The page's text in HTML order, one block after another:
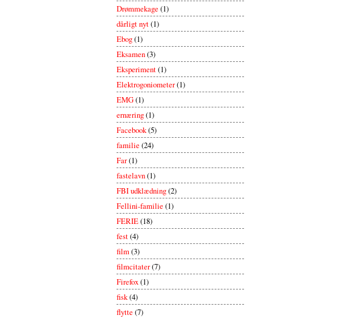
Drømmekage(1)
dårligt nyt(1)
Ebog(1)
Eksamen(3)
Eksperiment(1)
Elektrogoniometer(1)
EMG(1)
ernæring(1)
Facebook(5)
familie(24)
Far(1)
fastelavn(1)
FBI udklædning(2)
Fellini-familie(1)
FERIE(18)
fest(4)
film(3)
filmcitater(7)
Firefox(1)
fisk(4)
flytte(7)